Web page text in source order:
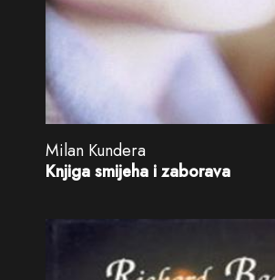
Milan Kundera
Knjiga smijeha i zaborava